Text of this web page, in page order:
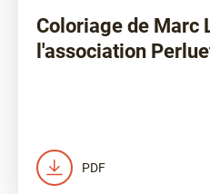
Coloriage de Marc
l'association
PDF